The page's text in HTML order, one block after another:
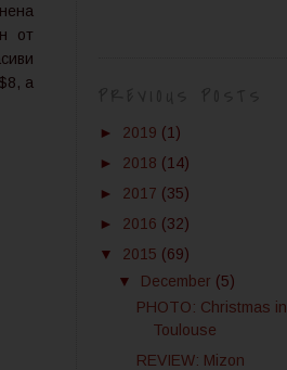
от
а
► 2019 (1)
► 2018 (14)
► 2017 (35)
► 2016 (32)
▼ 2015 (69)
▼ December (5)
PHOTO: Christmas in
Toulouse
REVIEW: Mizon